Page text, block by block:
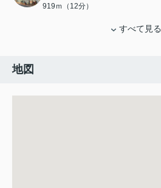
919ｍ（12分）
すべて見る
地図